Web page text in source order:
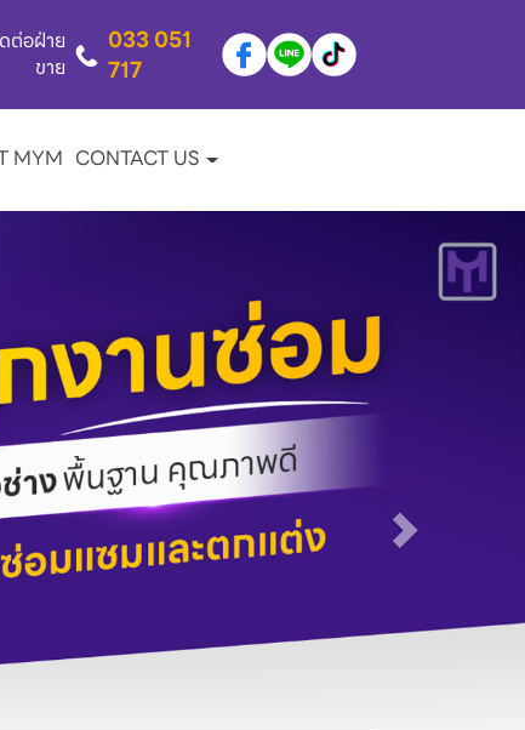
ต่อฝ่าย
ขาย
033 051
717
MYM CONTACT US